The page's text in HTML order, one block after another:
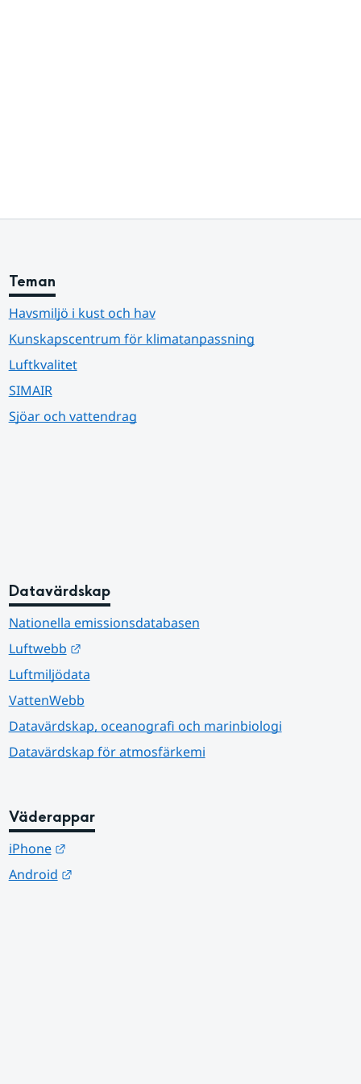
Teman
Havsmiljö i kust och hav
Kunskapscentrum för klimatanpassning
Luftkvalitet
SIMAIR
Sjöar och vattendrag
Datavärdskap
Nationella emissionsdatabasen
Luftwebb
Länk till annan webbplats.
Luftmiljödata
VattenWebb
Datavärdskap, oceanografi och marinbiologi
Datavärdskap för atmosfärkemi
Väderappar
iPhone
Länk till annan webbplats.
Android
Länk till annan webbplats.